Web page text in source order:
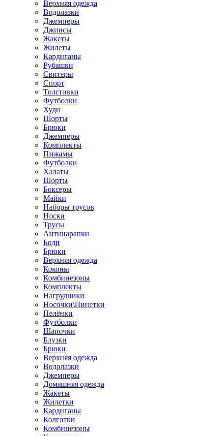
Верхняя одежда
Водолазки
Джемперы
Джинсы
Жакеты
Жилеты
Кардиганы
Рубашки
Свитеры
Спорт
Толстовки
Футболки
Худи
Шорты
Брюки
Джемперы
Комплекты
Пижамы
Футболки
Халаты
Шорты
Боксеры
Майки
Наборы трусов
Носки
Трусы
Антицарапки
Боди
Брюки
Верхняя одежда
Коконы
Комбинезоны
Комплекты
Нагрудники
Носочки\Пинетки
Пелёнки
Футболки
Шапочки
Блузки
Брюки
Верхняя одежда
Водолазки
Джемперы
Домашняя одежда
Жакеты
Жилетки
Кардиганы
Колготки
Комбинезоны